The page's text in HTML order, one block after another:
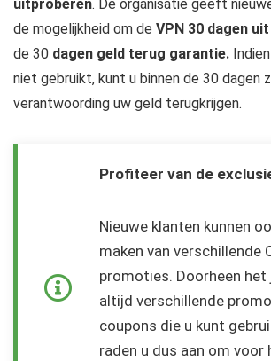
uitproberen. De organisatie geeft
de mogelijkheid om de VPN 30 dagen
de 30 dagen geld terug garantie.
niet gebruikt, kunt u binnen de 30 dagen
verantwoording uw geld terugkrijgen.
Profiteer van de
Nieuwe klanten kunnen
maken van verschillende
promoties. Doorheen het
altijd verschillende
coupons die u kunt
raden u dus aan om